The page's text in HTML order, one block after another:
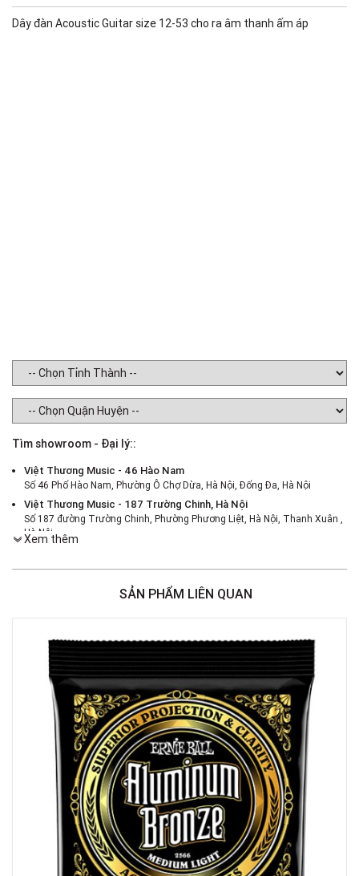
Dây đàn Acoustic Guitar size 12-53 cho ra âm thanh ấm áp
Tìm showroom - Đại lý::
Việt Thương Music - 46 Hào Nam
Số 46 Phố Hào Nam, Phường Ô Chợ Dừa, Hà Nội, Đống Đa, Hà Nội
Việt Thương Music - 187 Trường Chinh, Hà Nội
Số 187 đường Trường Chinh, Phường Phương Liệt, Hà Nội, Thanh Xuân ,
Hà Nội
386 Cách Mạng Tháng Tám, Phường Nhiêu Lộc, TPHCM, Quận 3, Hồ Chí
Việt Thương Music - 369 Điện Biên Phủ
180B Võ Thị Sáu, Phường Xuân Hòa, TPHCM, Quận 3, Hồ Chí Minh
Việt Thương Music - Crescent Mall
6F-01 Tầng 6 Trung Tâm Thương Mại Crescent Mall, 101 Tôn Dật Tiên,
Phường Tân Mỹ, TPHCM, Quận 7, Hồ Chí Minh
Việt Thương Music - 49E Phan Đăng Lưu
49E Phan Đăng Lưu, Phường Bình Thạnh, TPHCM, Quận Bình Thạnh, Hồ
Chí Minh
Việt Thương Music - Phường Gò Vấp
11 Đường số 3, Khu dân cư Cityland Park Hill, Phường Gò Vấp, TPHCM,
Quận Gò Vấp, Hồ Chí Minh
Việt Thương Music - 442 Lũy Bán Bích
442 Lũy Bán Bích, Phường Tân Phú, TPHCM, Quận Tân Phú, Hồ Chí Minh
Việt Thương Music - 12 Quốc Hương
Tầng G, Tòa nhà Thảo Điền Pearl, 12 Quốc Hương, Phường An Khánh,
TPHCM, Quận 2, Hồ Chí Minh
Xem thêm
SẢN PHẨM LIÊN QUAN